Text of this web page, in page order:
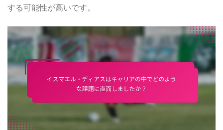
する可能性が高いです。